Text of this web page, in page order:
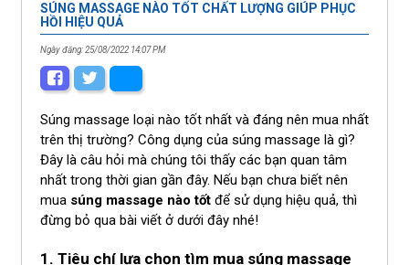
SÚNG MASSAGE NÀO TỐT CHẤT LƯỢNG GIÚP PHỤC
HỒI HIỆU QUẢ
Ngày đăng: 25/08/2022 14:07 PM
Súng massage loại nào tốt nhất và đáng nên mua nhất
trên thị trường? Công dụng của súng massage là gì?
Đây là câu hỏi mà chúng tôi thấy các bạn quan tâm
nhất trong thời gian gần đây. Nếu bạn chưa biết nên
mua súng massage nào tốt để sử dụng hiệu quả, thì
đừng bỏ qua bài viết ở dưới đây nhé!
1. Tiêu chí lựa chọn tìm mua súng massage